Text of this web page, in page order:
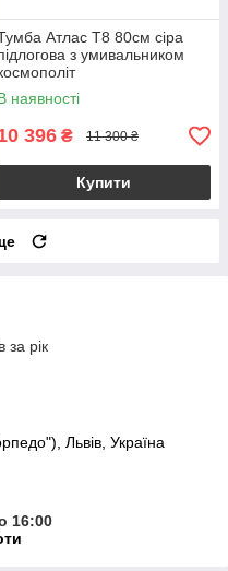
Атлас Т8 80см сіра
з умивальником
наявності
396 ₴ 11 300 ₴
Купити
за рік
Львів, Україна
16:00